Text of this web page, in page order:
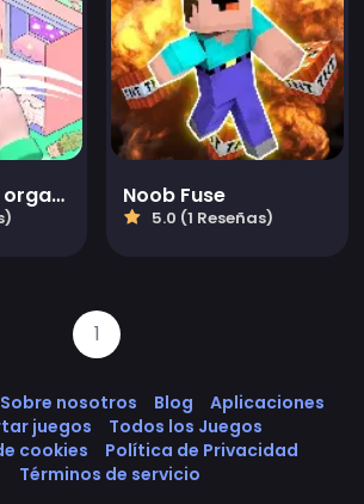
Princesa de la organización Noob Fuse
5.0 (1 Reseñas)
1
Sobre nosotros Blog
Aplicaciones
juegos
Todos los Juegos
cookies
Política de Privacidad
Términos de servicio